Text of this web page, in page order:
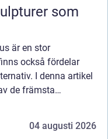
är en stor
också fördelar
I denna artikel
de främsta
04 augusti 2026